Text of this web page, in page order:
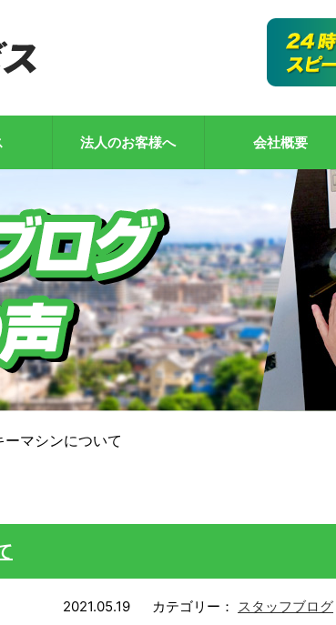
法人のお客様へ 会社概要
ーマシンについて
2021.05.19 カテゴリー： スタッフブログ